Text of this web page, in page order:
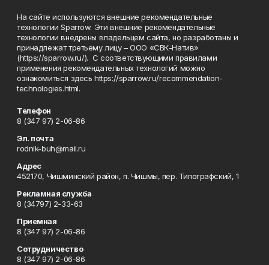
На сайте используются внешние рекомендательные
технологии Sparrow. Эти внешние рекомендательные
технологии внедрены владельцем сайта, но разработаны и
принадлежат третьему лицу – ООО «СВК-Натив»
(https://sparrow.ru/). С соответствующими правилами
применения рекомендательных технологий можно
ознакомиться здесь https://sparrow.ru/recommendation-
technologies.html.
Телефон
8 (347 97) 2-06-86
Эл. почта
rodnik-buh@mail.ru
Адрес
452170, Чишминский район, п. Чишмы, пер. Типографский, 1
Рекламная служба
8 (34797) 2-33-63
Приемная
8 (347 97) 2-06-86
Сотрудничество
8 (347 97) 2-06-86